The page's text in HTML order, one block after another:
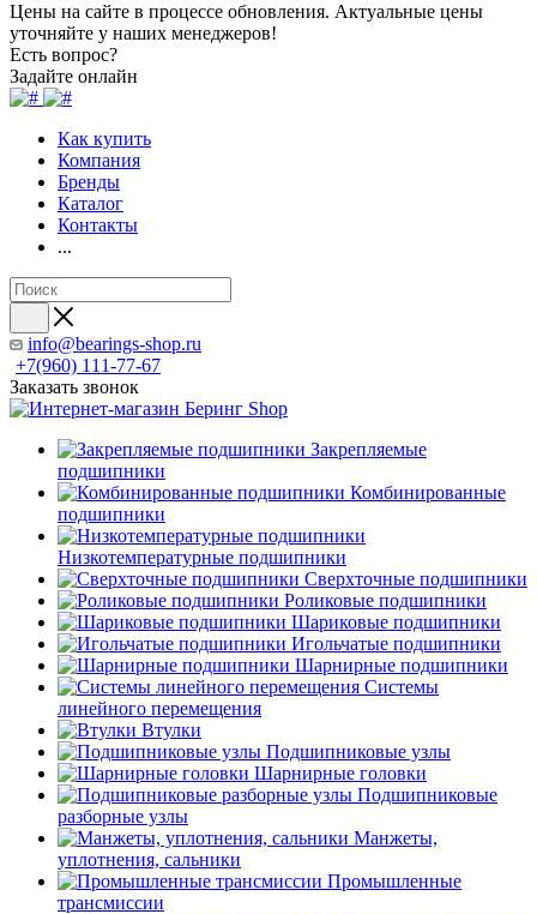
Цены на сайте в процессе обновления. Актуальные цены
уточняйте у наших менеджеров!
Есть вопрос?
Задайте онлайн
Как купить
Компания
Бренды
Каталог
Контакты
...
info@bearings-shop.ru
+7(960) 111-77-67
Заказать звонок
Закрепляемые
подшипники
Комбинированные
подшипники
Низкотемпературные подшипники
Сверхточные подшипники
Роликовые подшипники
Шариковые подшипники
Игольчатые подшипники
Шарнирные подшипники
Системы
линейного перемещения
Втулки
Подшипниковые узлы
Шарнирные головки
Подшипниковые
разборные узлы
Манжеты,
уплотнения, сальники
Промышленные
трансмиссии